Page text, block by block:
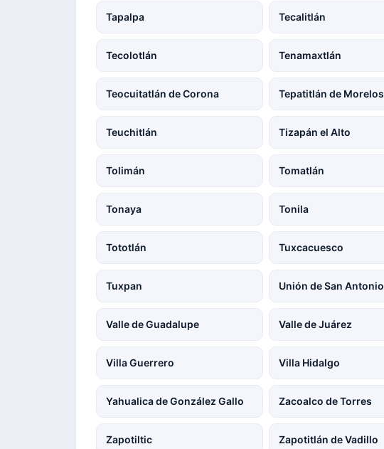
Tapalpa Tecalitlán
Tecolotlán Tenamaxtlán
Teocuitatlán de Corona Tepatitlán de Morelos
Teuchitlán Tizapán el Alto
Tolimán Tomatlán
Tonaya Tonila
Tototlán Tuxcacuesco
Tuxpan Unión de San Antonio
Valle de Guadalupe Valle de Juárez
Villa Guerrero Villa Hidalgo
Yahualica de González Gallo Zacoalco de Torres
Zapotiltic Zapotitlán de Vadillo